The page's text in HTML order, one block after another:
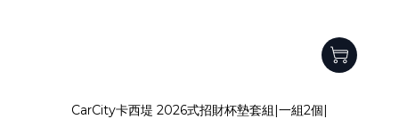
CarCity卡西堤 2026式招財杯墊套組|一組2個|